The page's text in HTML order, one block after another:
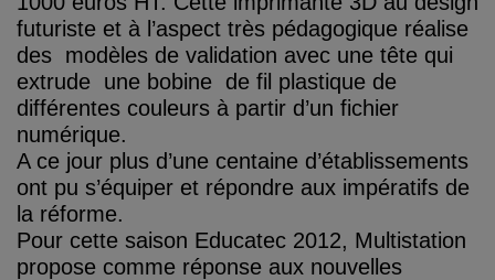
futuriste et à l’aspect très pédagogique réalise
des modèles de validation avec une tête qui
extrude une bobine de fil plastique de
différentes couleurs à partir d’un fichier
numérique.
A ce jour plus d’une centaine d’établissements
ont pu s’équiper et répondre aux impératifs de
la réforme.
Pour cette saison Educatec 2012, Multistation
propose comme réponse aux nouvelles